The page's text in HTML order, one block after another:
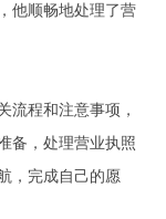
他顺畅地处理了营
流程和注意事项，
备，处理营业执照
，完成自己的愿